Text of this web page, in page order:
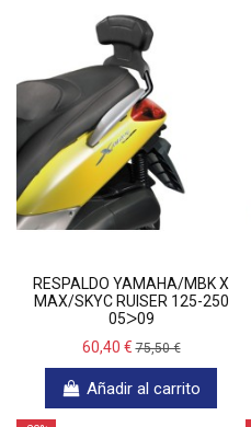
RESPALDO YAMAHA/MBK X
MAX/SKYC RUISER 125-250
05ᐳ09
60,40 €75,50 €
Añadir al carrito